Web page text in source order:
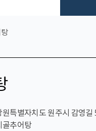
원특별자치도 원주시 감영
골추어탕